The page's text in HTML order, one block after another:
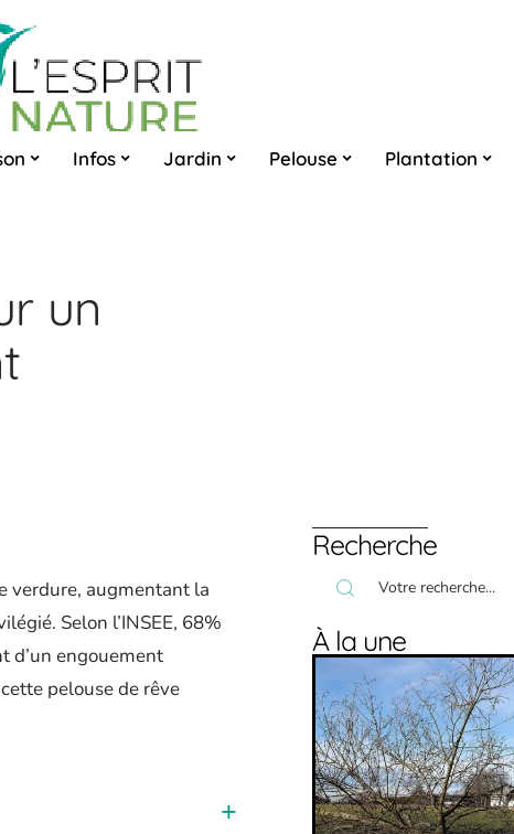
Infos Jardin Pelouse Plantation
un
verdure, augmentant la
Selon l’INSEE, 68%
d’un engouement
pelouse de rêve
Recherche
À la une